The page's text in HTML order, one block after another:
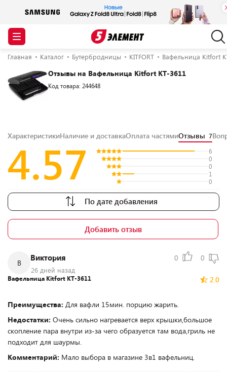
Главная Каталог Бутербродницы KITFORT Вафельница Kitfort
Отзывы на Вафельница Kitfort KT-3611
Код товара: 244648
ХарактеристикиНаличие и доставкаОплата частямиОтзывы 7
4.57
6
0
0
1
0
По дате добавления
Добавить отзыв
В
Виктория
26 дней назад
0 0
2.0
Вафельница Kitfort KT-3611
Преимущества: Для вафли 15мин. порцию жарить.
Недостатки: Очень сильно нагревается верх крышки,большое
скопление пара внутри из-за чего образуется там вода,гриль не
подходит для шаурмы.
Комментарий: Мало выбора в магазине 3в1 вафельниц.